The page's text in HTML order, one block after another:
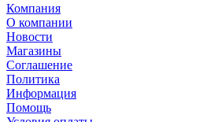
Компания
О компании
Новости
Магазины
Соглашение
Политика
Информация
Помощь